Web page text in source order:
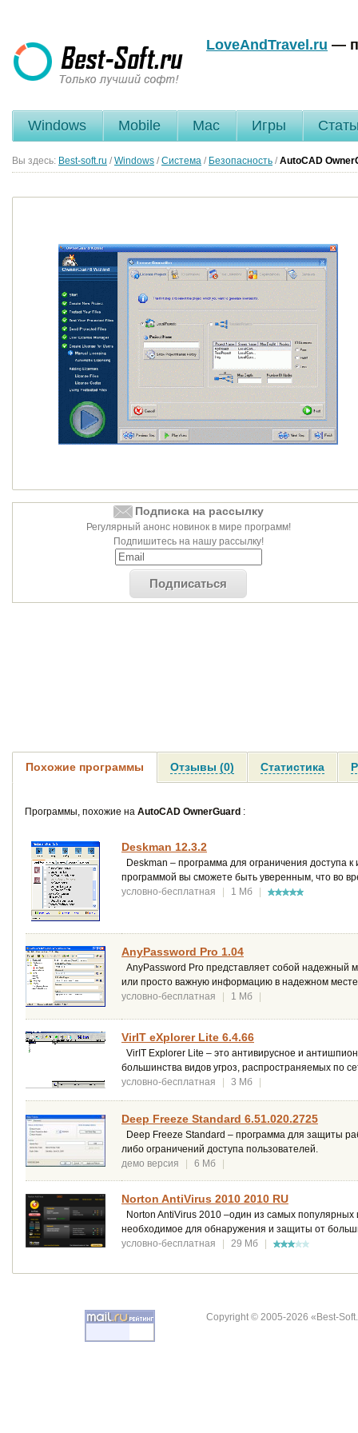
LoveAndTravel.ru —
Windows Mobile Mac Игры
Вы здесь: Best-soft.ru / Windows / Система / Безопасность / AutoCAD
Подписка на рассылку
Регулярный анонс новинок в мире программ!
Подпишитесь на нашу рассылку!
Подписаться
Похожие программы Отзывы (0) Статистика
Программы, похожие на AutoCAD OwnerGuard :
Deskman 12.3.2
Deskman – программа для ограничения доступа
программой вы сможете быть уверенным, что во
условно-бесплатная
| 1 Мб |
AnyPassword Pro 1.04
AnyPassword Pro представляет собой надежный
или просто важную информацию в надежном месте
условно-бесплатная
| 1 Мб |
VirIT eXplorer Lite 6.4.66
VirIT Explorer Lite – это антивирусное и
большинства видов угроз, распространяемых по
условно-бесплатная
| 3 Мб |
Deep Freeze Standard 6.51.020.2725
Deep Freeze Standard – программа для защиты
либо ограничений доступа пользователей.
демо версия
| 6 Мб |
Norton AntiVirus 2010 2010 RU
Norton AntiVirus 2010 –один из самых
необходимое для обнаружения и защиты от
условно-бесплатная
| 29 Мб |
Copyright © 2005-2026 «Best-